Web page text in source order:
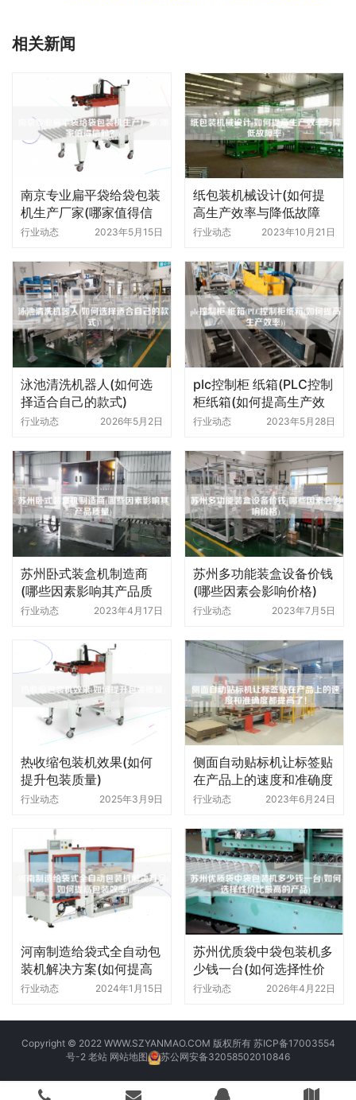
相关新闻
南京专业扁平袋给袋包装
机生产厂家(哪家值得信
赖)
行业动态 2023年5月15日
纸包装机械设计(如何提
高生产效率与降低故障
率)
行业动态 2023年10月21日
泳池清洗机器人(如何选
择适合自己的款式)
行业动态 2026年5月2日
plc控制柜 纸箱(PLC控制
柜纸箱(如何提高生产效
率))
行业动态 2023年5月28日
苏州卧式装盒机制造商
(哪些因素影响其产品质
量)
行业动态 2023年4月17日
苏州多功能装盒设备价钱
(哪些因素会影响价格)
行业动态 2023年7月5日
热收缩包装机效果(如何
提升包装质量)
行业动态 2025年3月9日
侧面自动贴标机让标签贴
在产品上的速度和准确度
都提高了！
行业动态 2023年6月24日
河南制造给袋式全自动包
装机解决方案(如何提高
包装效率)
行业动态 2024年1月15日
苏州优质袋中袋包装机多
少钱一台(如何选择性价
比更高的产品)
行业动态 2026年4月22日
Copyright © 2022 WWW.SZYANMAO.COM 版权所有 苏ICP备17003554
号-2 老站 网站地图 苏公网安备32058502010846